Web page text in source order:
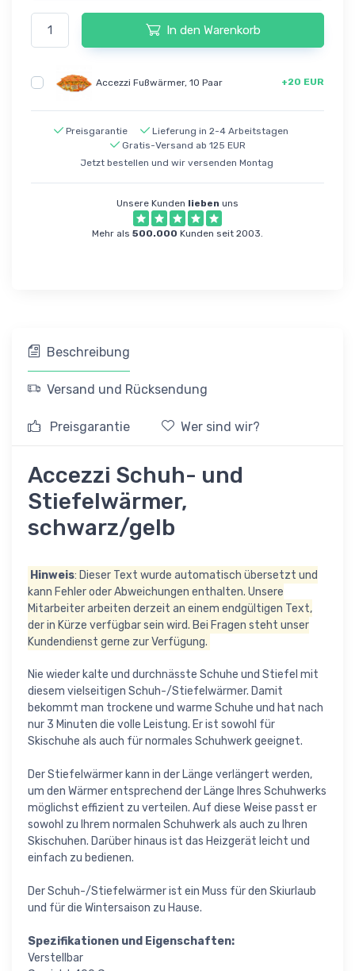
In den Warenkorb
Accezzi Fußwärmer, 10 Paar +20 EUR
Preisgarantie
Lieferung in 2-4 Arbeitstagen
Gratis-Versand ab 125 EUR
Jetzt bestellen und wir versenden Montag
Unsere Kunden lieben uns
Mehr als 500.000 Kunden seit 2003.
Beschreibung
Versand und Rücksendung
Preisgarantie Wer sind wir?
Accezzi Schuh- und
Stiefelwärmer,
schwarz/gelb
Hinweis: Dieser Text wurde automatisch übersetzt und
kann Fehler oder Abweichungen enthalten. Unsere
Mitarbeiter arbeiten derzeit an einem endgültigen Text,
der in Kürze verfügbar sein wird. Bei Fragen steht unser
Kundendienst gerne zur Verfügung.
Nie wieder kalte und durchnässte Schuhe und Stiefel mit
diesem vielseitigen Schuh-/Stiefelwärmer. Damit
bekommt man trockene und warme Schuhe und hat nach
nur 3 Minuten die volle Leistung. Er ist sowohl für
Skischuhe als auch für normales Schuhwerk geeignet.
Der Stiefelwärmer kann in der Länge verlängert werden,
um den Wärmer entsprechend der Länge Ihres Schuhwerks
möglichst effizient zu verteilen. Auf diese Weise passt er
sowohl zu Ihrem normalen Schuhwerk als auch zu Ihren
Skischuhen. Darüber hinaus ist das Heizgerät leicht und
einfach zu bedienen.
Der Schuh-/Stiefelwärmer ist ein Muss für den Skiurlaub
und für die Wintersaison zu Hause.
Spezifikationen und Eigenschaften:
Verstellbar